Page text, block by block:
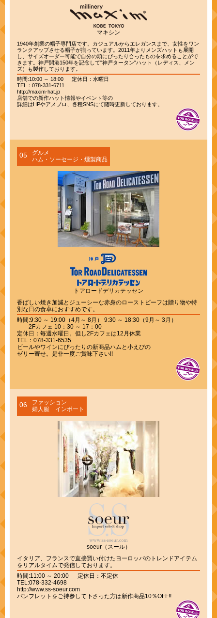
マキシン
1940年創業の帽子専門店です。カジュアルからエレガンスまで、女性をワン
ランクアップさせる帽子が揃っています。2011年よりメンズハットも展開
し、サイズオーダー可能で自分の頭にぴったり合ったものを求めることがで
きます。神戸開港150年を記念して"神戸タータン"ハット（レディス、メン
ズ）も製作しております。
時間:10:00 ～ 18:00 定休日：水曜日
TEL：078-331-6711
http://maxim-hat.jp
店舗での新作ハット情報やイベント等の
詳細はHPやアメブロ、各種SNSにて随時更新しております。
05
グルメ
ハム・ソーセージ・燻製商品
トアロードデリカテッセン
香ばしい焼き加減とジューシーな赤身のローストビーフは贈り物や特
別な日の食卓におすすめです。
時間:9:30 ～ 19:00（4月～ 8月） 9:30 ～ 18:30（9月～ 3月）
2Fカフェ 10：30 ～ 17：00
定休日：毎週水曜日。但し2Fカフェは12月休業
TEL：078-331-6535
ビールやワインにぴったりの新商品ハムと小えびの
ゼリー寄せ。是非一度ご賞味下さい!!
06
ファッション
婦人服 インポート
soeur（スール）
イタリア、フランスで直接買い付けたヨーロッパのトレンドアイテム
をリアルタイムで発信しております。
時間:11:00 ～ 20:00 定休日：不定休
TEL:078-332-4698
http://www.ss-soeur.com
パンフレットをご持参して下さった方は新作商品10％OFF!!